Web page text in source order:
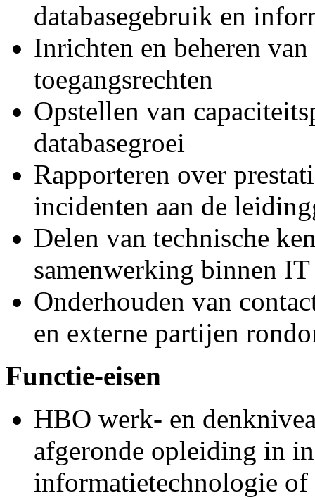
databasegebruik en
Inrichten en beheren
toegangsrechten
Opstellen van
databasegroei
Rapporteren over
incidenten aan de
Delen van technische
samenwerking binnen
Onderhouden van
en externe partijen
Functie-eisen
HBO werk- en
afgeronde opleiding in
informatietechnologie of